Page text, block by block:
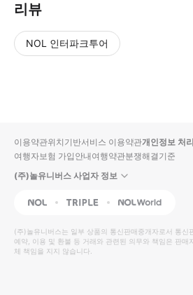
리뷰
NOL 인터파크투어
입니
다.
높
은
순
동
영
상
순
상
이용약관위치기반서비스 이용약관개인정보 처
여행자보험 가입안내여행약관분쟁해결기준
(주)놀유니버스 사업자 정보
NOL Triple Interpark Global
(주)놀유니버스는 일부 상품의 통신판매중개자로서 통신
예약, 이용 및 환불 등 거래와 관련된 의무와 책임은 판매
체 책임을 지지 않습니다.